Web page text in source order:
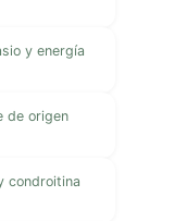
y energía
de origen
condroitina